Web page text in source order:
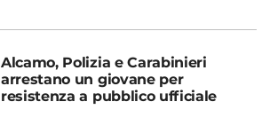
Alcamo, Polizia e Carabinieri
arrestano un giovane per
resistenza a pubblico ufficiale